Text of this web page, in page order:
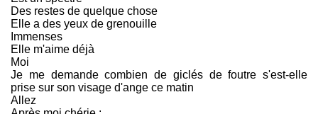
Des restes de quelque chose
Elle a des yeux de grenouille
Immenses
Elle m'aime déjà
Moi
Je me demande combien de giclés de foutre s'est-elle
prise sur son visage d'ange ce matin
Allez